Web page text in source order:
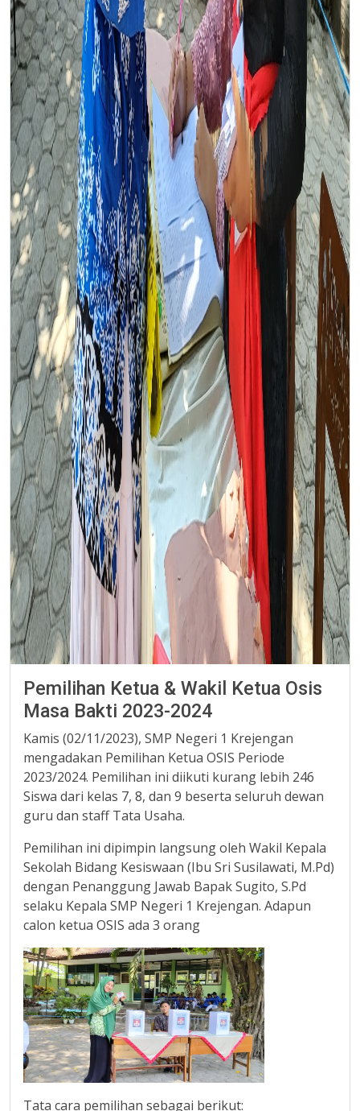
Pemilihan Ketua & Wakil Ketua Osis
Masa Bakti 2023-2024
Kamis (02/11/2023), SMP Negeri 1 Krejengan
mengadakan Pemilihan Ketua OSIS Periode
2023/2024. Pemilihan ini diikuti kurang lebih 246
Siswa dari kelas 7, 8, dan 9 beserta seluruh dewan
guru dan staff Tata Usaha.
Pemilihan ini dipimpin langsung oleh Wakil Kepala
Sekolah Bidang Kesiswaan (Ibu Sri Susilawati, M.Pd)
dengan Penanggung Jawab Bapak Sugito, S.Pd
selaku Kepala SMP Negeri 1 Krejengan. Adapun
calon ketua OSIS ada 3 orang
Tata cara pemilihan sebagai berikut: